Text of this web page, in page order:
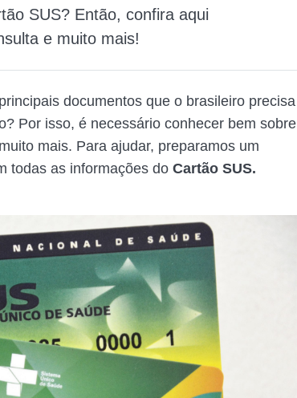
SUS? Então, confira aqui
e muito mais!
documentos que o brasileiro precisa
Por isso, é necessário conhecer bem sobre
mais. Para ajudar, preparamos um
todas as informações do Cartão SUS.